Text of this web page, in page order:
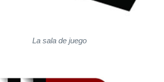
La sala de juego